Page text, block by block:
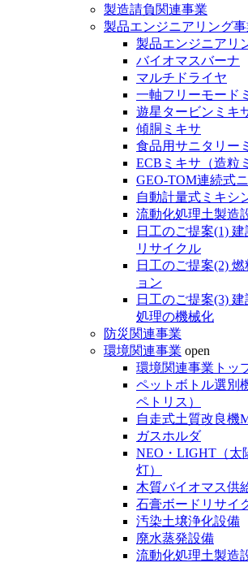
製造請負関連事業
製品エンジニアリング事
製品エンジニアリ
バイオマスバーナ
マルチドライヤ
一軸フリーモード
遊星タービンミキ
傾胴ミキサ
食品用サニタリー
ECBミキサ（造粒
GEO-TOM連続式
自動計量式ミキシ
流動化処理土製造
日工のご提案(1)
リサイクル
日工のご提案(2)
ョン
日工のご提案(3) 建
処理の機械化
防災関連事業
環境関連事業 open
環境関連事業トッ
ペットボトル選別
ペトリス）
自走式土質改良機
ガスホルダ
NEO・LIGHT（太
灯）
木質バイオマス供
石膏ボードリサイ
汚染土壌浄化設備
廃水蒸発設備
流動化処理土製造